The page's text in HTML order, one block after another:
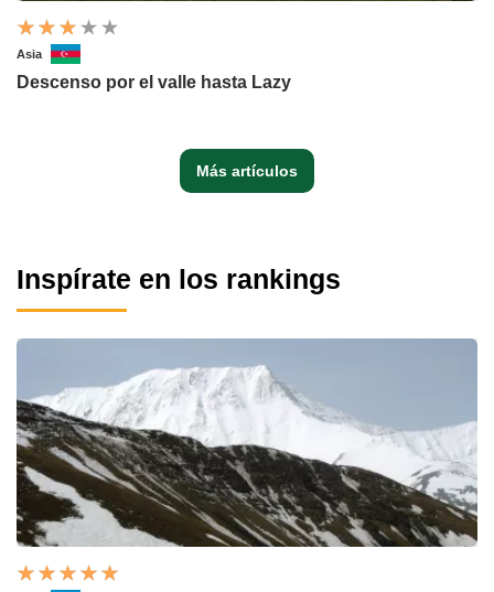
Asia
Descenso por el valle hasta Lazy
Más artículos
Inspírate en los rankings